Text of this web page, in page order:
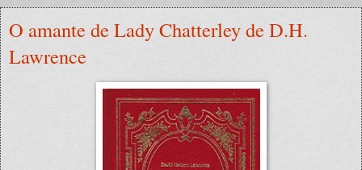
O amante de Lady Chatterley de D.H.
Lawrence